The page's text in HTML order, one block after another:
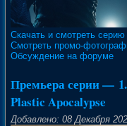
Скачать и смотреть
Смотреть промо-
Обсуждение на форуме
Премьера серии —
Plastic Apocalypse
Добавлено: 08 Декабря